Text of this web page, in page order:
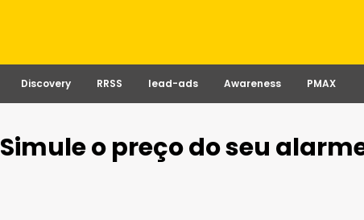
Discovery RRSS lead-ads Awareness PMAX
Simule o preço do seu